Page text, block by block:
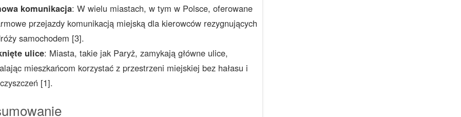
komunikacja: W wielu miastach, w tym w Polsce, oferowane
przejazdy komunikacją miejską dla kierowców rezygnujących
samochodem [3].
ulice: Miasta, takie jak Paryż, zamykają główne ulice,
mieszkańcom korzystać z przestrzeni miejskiej bez hałasu i
[1].